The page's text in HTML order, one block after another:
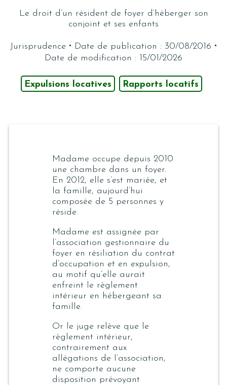
Le droit d’un résident de foyer d’héberger son
conjoint et ses enfants
Jurisprudence · Date de publication : 30/08/2016 ·
Date de modification : 15/01/2026
Expulsions locatives Rapports locatifs
Madame occupe depuis 2010
une chambre dans un foyer.
En 2012, elle s’est mariée, et
la famille, aujourd’hui
composée de 5 personnes y
réside.
Madame est assignée par
l’association gestionnaire du
foyer en résiliation du contrat
d’occupation et en expulsion,
au motif qu’elle aurait
enfreint le règlement
intérieur en hébergeant sa
famille.
Or le juge relève que le
règlement intérieur,
contrairement aux
allégations de l’association,
ne comporte aucune
disposition prévoyant